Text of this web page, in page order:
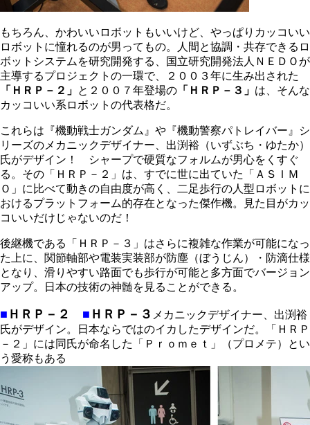
もちろん、かわいいロボットもいいけど、やっぱりカッコいい
ロボットに憧れるのが男ってもの。人間と協調・共存できるロ
ボットシステムを研究開発する、国立研究開発法人ＮＥＤＯが
主導するプロジェクトの一環で、２００３年に生み出された
「ＨＲＰ－２」 と２００７年登場の 「ＨＲＰ－３」 は、そんな
カッコいい系ロボットの代表格だ。
これらは『機動戦士ガンダム』や『機動警察パトレイバー』シ
リーズのメカニックデザイナー、出渕裕（いずぶち・ゆたか）
氏がデザイン！ シャープで硬質なフォルムが男心をくすぐ
る。その「ＨＲＰ－２」は、すでに世に出ていた「ＡＳＩＭ
Ｏ」に比べて動きの自由度が高く、二足歩行の人型ロボットに
おけるプラットフォーム的存在となった傑作機。見た目がカッ
コいいだけじゃないのだ！
後継機である「ＨＲＰ－３」はさらに複雑な作業が可能になっ
た上に、関節軸部や電装実装部が防塵（ぼうじん）・防滴仕様
となり、滑りやすい路面でも歩行が可能と多方面でバージョン
アップ。日本の技術の神髄を見ることができる。
■ ＨＲＰ－２ ■ ＨＲＰ－３ メカニックデザイナー、出渕裕
氏がデザイン。日本ならではのイカしたデザインだ。「ＨＲＰ
－２」には同氏が命名した「Ｐｒｏｍｅｔ」（プロメテ）とい
う愛称もある